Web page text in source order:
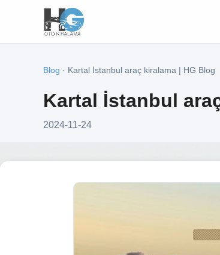
Blog · Kartal İstanbul araç kiralama | HG Blog
Kartal İstanbul
2024-11-24